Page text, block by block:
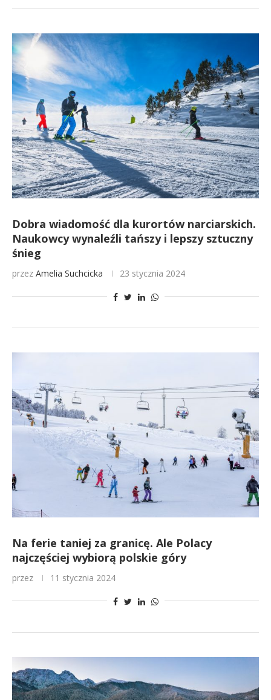
Dobra wiadomość dla kurortów narciarskich.
Naukowcy wynaleźli tańszy i lepszy sztuczny
śnieg
przez Amelia Suchcicka 23 stycznia 2024
Na ferie taniej za granicę. Ale Polacy
najczęściej wybiorą polskie góry
przez 11 stycznia 2024